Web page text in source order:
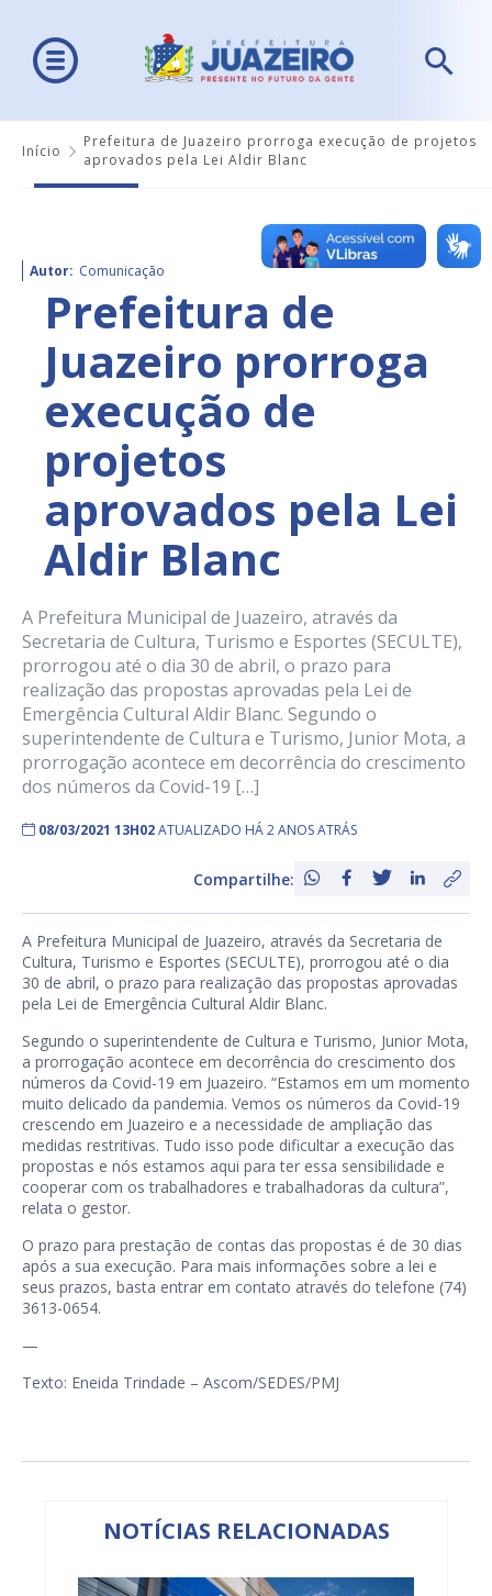
Início
Prefeitura de Juazeiro prorroga execução de projetos
aprovados pela Lei Aldir Blanc
Autor: Comunicação
Prefeitura de
Juazeiro prorroga
execução de
projetos
aprovados pela Lei
Aldir Blanc
A Prefeitura Municipal de Juazeiro, através da
Secretaria de Cultura, Turismo e Esportes (SECULTE),
prorrogou até o dia 30 de abril, o prazo para
realização das propostas aprovadas pela Lei de
Emergência Cultural Aldir Blanc. Segundo o
superintendente de Cultura e Turismo, Junior Mota, a
prorrogação acontece em decorrência do crescimento
dos números da Covid-19 […]
08/03/2021 13H02ATUALIZADO HÁ 2 ANOS ATRÁS
Compartilhe:
A Prefeitura Municipal de Juazeiro, através da Secretaria de
Cultura, Turismo e Esportes (SECULTE), prorrogou até o dia
30 de abril, o prazo para realização das propostas aprovadas
pela Lei de Emergência Cultural Aldir Blanc.
Segundo o superintendente de Cultura e Turismo, Junior Mota,
a prorrogação acontece em decorrência do crescimento dos
números da Covid-19 em Juazeiro. “Estamos em um momento
muito delicado da pandemia. Vemos os números da Covid-19
crescendo em Juazeiro e a necessidade de ampliação das
medidas restritivas. Tudo isso pode dificultar a execução das
propostas e nós estamos aqui para ter essa sensibilidade e
cooperar com os trabalhadores e trabalhadoras da cultura”,
relata o gestor.
O prazo para prestação de contas das propostas é de 30 dias
após a sua execução. Para mais informações sobre a lei e
seus prazos, basta entrar em contato através do telefone (74)
3613-0654.
—
Texto: Eneida Trindade – Ascom/SEDES/PMJ
NOTÍCIAS RELACIONADAS